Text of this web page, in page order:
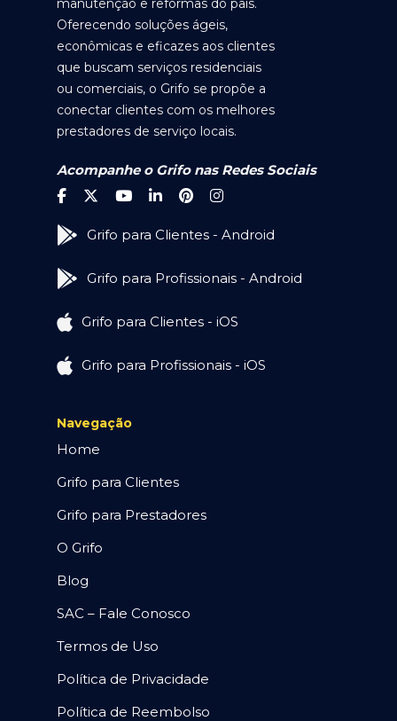
manutenção e reformas do país.
Oferecendo soluções ágeis,
econômicas e eficazes aos clientes
que buscam serviços residenciais
ou comerciais, o Grifo se propõe a
conectar clientes com os melhores
prestadores de serviço locais.
Acompanhe o Grifo nas Redes Sociais
Grifo para Clientes - Android
Grifo para Profissionais - Android
Grifo para Clientes - iOS
Grifo para Profissionais - iOS
Navegação
Home
Grifo para Clientes
Grifo para Prestadores
O Grifo
Blog
SAC – Fale Conosco
Termos de Uso
Política de Privacidade
Política de Reembolso